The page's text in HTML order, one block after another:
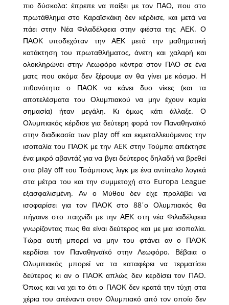
πιο δύσκολα: έπρεπε να παίξει με τον ΠΑΟ, που στο
πρωτάθλημα στο Καραϊσκάκη δεν κέρδισε, και μετά να
πάει στην Νέα Φιλαδέλφεια στην φιέστα της ΑΕΚ. Ο
ΠΑΟΚ υποδεχόταν την ΑΕΚ μετά την μαθηματική
κατάκτηση του πρωταθλήματος, άνετη και χαλαρή και
ολοκληρώνει στην Λεωφόρο κόντρα στον ΠΑΟ σε ένα
ματς που ακόμα δεν ξέρουμε αν θα γίνει με κόσμο. Η
πιθανότητα ο ΠΑΟΚ να κάνει δυο νίκες (και τα
αποτελέσματα του Ολυμπιακού να μην έχουν καμία
σημασία) ήταν μεγάλη. Κι όμως κάτι άλλαξε. Ο
Ολυμπιακός κέρδισε για δεύτερη φορά τον Παναθηναϊκό
στην διαδικασία των play off και εκμεταλλευόμενος την
ισοπαλία του ΠΑΟΚ με την AEK στην Τούμπα απέκτησε
ένα μικρό αβαντάζ για να βγει δεύτερος δηλαδή να βρεθεί
στα play off του Τσάμπιονς λιγκ με ένα αντίπαλο λογικά
στα μέτρα του και την συμμετοχή στο Europa League
εξασφαλισμένη. Αν ο Μύθου δεν είχε προλάβει να
ισοφαρίσει για τον ΠΑΟΚ στο 88΄ο Ολυμπιακός θα
πήγαινε στο παιχνίδι με την ΑΕΚ στη νέα Φιλαδέλφεια
γνωρίζοντας πως θα είναι δεύτερος και με μια ισοπαλία.
Τώρα αυτή μπορεί να μην του φτάνει αν ο ΠΑΟΚ
κερδίσει τον Παναθηναϊκό στην Λεωφόρο. Βέβαια ο
Ολυμπιακός μπορεί να τα καταφέρει να τερματίσει
δεύτερος κι αν ο ΠΑΟΚ απλώς δεν κερδίσει τον ΠΑΟ.
Όπως και να χει το ότι ο ΠΑΟΚ δεν κρατά την τύχη στα
χέρια του απέναντι στον Ολυμπιακό από τον οποίο δεν